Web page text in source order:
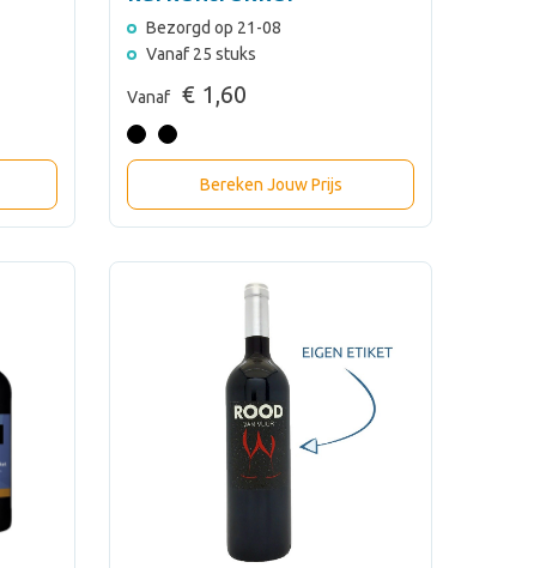
Bezorgd op 21-08
Vanaf 25 stuks
Vanaf € 1,60
Bereken Jouw Prijs